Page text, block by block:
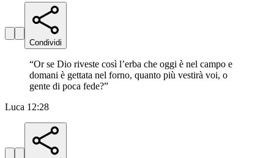
Condividi
“Or se Dio riveste così l’erba che oggi è nel campo e
domani è gettata nel forno, quanto più vestirà voi, o
gente di poca fede?”
Luca 12:28